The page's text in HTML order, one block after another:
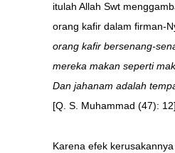
itulah Allah Swt
orang kafir dalam firman-
orang kafir bersenang-
mereka makan seperti
Dan jahanam adalah
[Q. S. Muhammad (47): 12]
Karena efek